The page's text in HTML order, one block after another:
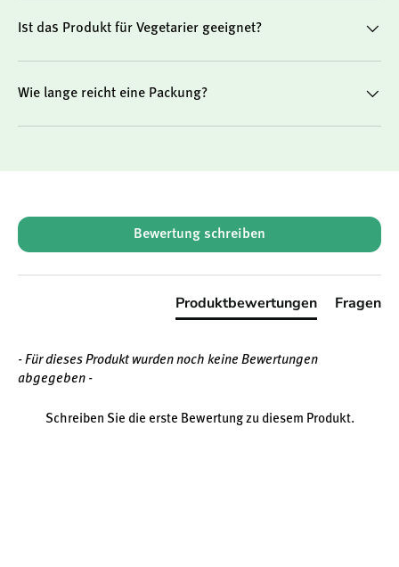
Ist das Produkt für Vegetarier geeignet?
Wie lange reicht eine Packung?
Bewertung schreiben
Produktbewertungen Fragen
- Für dieses Produkt wurden noch keine Bewertungen
abgegeben -
Schreiben Sie die erste Bewertung zu diesem Produkt.
New content loaded